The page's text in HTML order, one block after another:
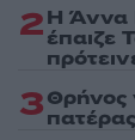
2Η Άννα
έπαιζε
3Θρήνος